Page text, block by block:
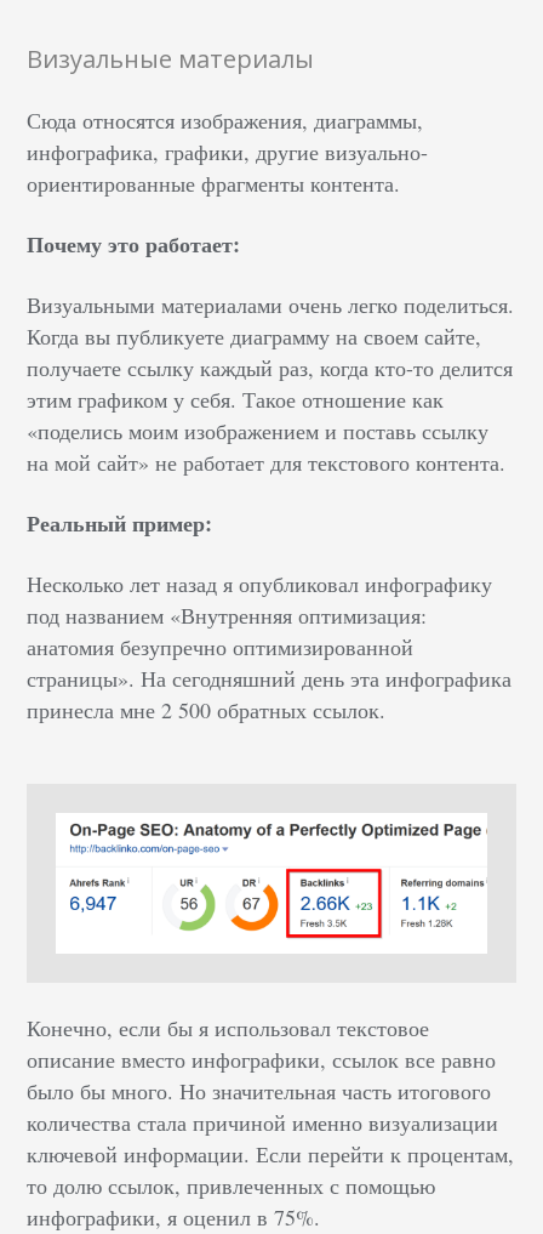
Визуальные материалы
Сюда относятся изображения, диаграммы,
инфографика, графики, другие визуально-
ориентированные фрагменты контента.
Почему это работает:
Визуальными материалами очень легко поделиться.
Когда вы публикуете диаграмму на своем сайте,
получаете ссылку каждый раз, когда кто-то делится
этим графиком у себя. Такое отношение как
«поделись моим изображением и поставь ссылку
на мой сайт» не работает для текстового контента.
Реальный пример:
Несколько лет назад я опубликовал инфографику
под названием «Внутренняя оптимизация:
анатомия безупречно оптимизированной
страницы». На сегодняшний день эта инфографика
принесла мне 2 500 обратных ссылок.
Конечно, если бы я использовал текстовое
описание вместо инфографики, ссылок все равно
было бы много. Но значительная часть итогового
количества стала причиной именно визуализации
ключевой информации. Если перейти к процентам,
то долю ссылок, привлеченных с помощью
инфографики, я оценил в 75%.